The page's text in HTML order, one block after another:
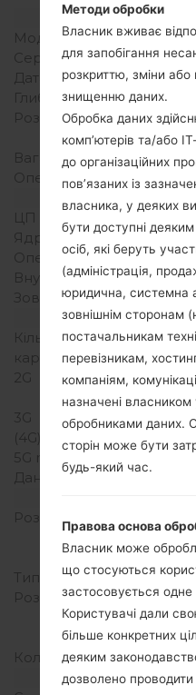
Модель та її
Модель
Серія
Дата випуску
Глибина
Розміри (ширина/
Вага
Операційна система
Апаратне
ЦП (процесор)
Ядра процесора
Оперативна память
Внутрішня память
Зовнішня память
Кількість місць для сім
карт
2G
3G
(4G) LTE
5G network
Дані
Розмір екрану
Тип екрану
Розширення екрану
Кольори екрану
Методи обробки
Власник вживає
для запобігання
розкриттю, зміни
знищенню даних.
Обробка даних
комп’ютерів та/або
до організаційних
пов’язаних із
власника, у деяких
бути доступні
осіб, які беруть
(адміністрація,
юридична, системна
зовнішнім сторонам
постачальникам
перевізникам,
компаніям,
назначені власником
обробниками даних.
сторін може бути
будь-який час.
Правова основа
Власник може
що стосуються
застосовується одне
Користувачі дали
більше конкретних
деяким
дозволено